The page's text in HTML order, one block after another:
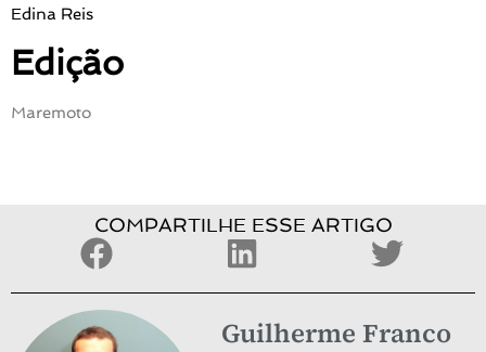
Edina Reis
Edição
Maremoto
COMPARTILHE ESSE ARTIGO
Guilherme Franco